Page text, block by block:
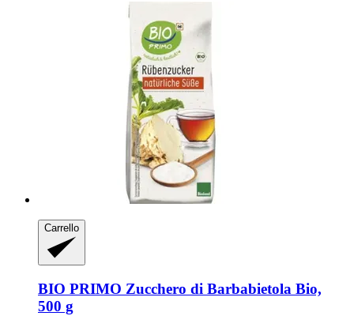
Carrello
BIO PRIMO Zucchero di Barbabietola Bio,
500 g